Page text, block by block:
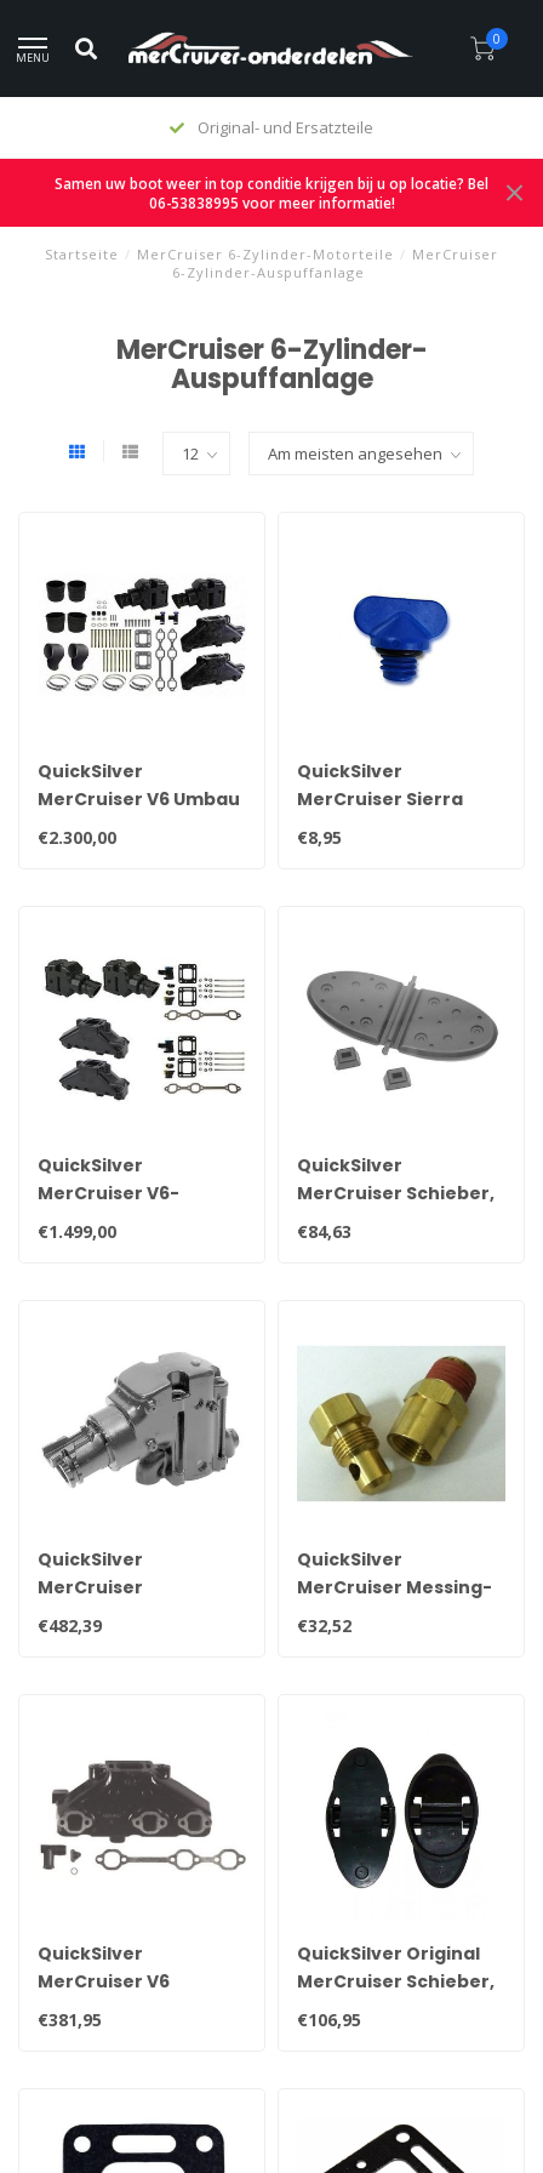
MENU
0
Original- und Ersatzteile
Samen uw boot weer in top conditie krijgen bij u op locatie? Bel
06-53838995 voor meer informatie!
Startseite / MerCruiser 6-Zylinder-Motorteile / MerCruiser
6-Zylinder-Auspuffanlage
MerCruiser 6-Zylinder-
Auspuffanlage
QuickSilver
MerCruiser V6 Umbau
Auspuffkrümmer Satz
€2.300,00
QuickSilver
MerCruiser Sierra
Ablassschraube 22-
€8,95
QuickSilver
MerCruiser V6-
Auspuffkrümmer-
€1.499,00
QuickSilver
MerCruiser Schieber,
Auspuff-
€84,63
QuickSilver
MerCruiser
Auspuffkrümmer für
€482,39
QuickSilver
MerCruiser Messing-
Ablassschraube 22-
€32,52
QuickSilver
MerCruiser V6
Original
€381,95
QuickSilver Original
MerCruiser Schieber,
Auspuff-
€106,95